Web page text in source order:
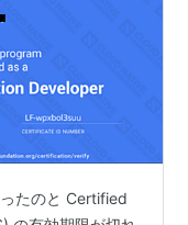
たのと Certified